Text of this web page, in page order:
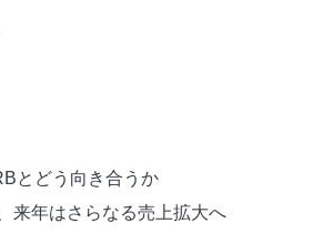
とどう向き合うか
来年はさらなる売上拡大へ